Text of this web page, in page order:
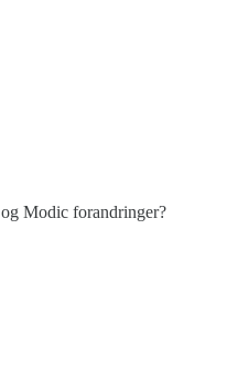
Modic forandringer?